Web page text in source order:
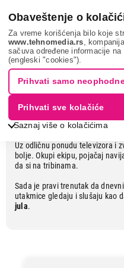
Obaveštenje o
Za vreme korišćenja bilo koje
www.tehnomedia.rs ,
sačuva određene informacije
(engleski "cookies").
Saznaj više o kolačićima
Prihvati samo
Prihvati sve kolačiće
Ponuda za
kuće
Pravi doživljaj
Uz odličnu ponudu televizora i
bolje. Okupi ekipu, pojačaj
da si na tribinama.
Sada je pravi trenutak da
utakmice gledaju i slušaju kao
jula.